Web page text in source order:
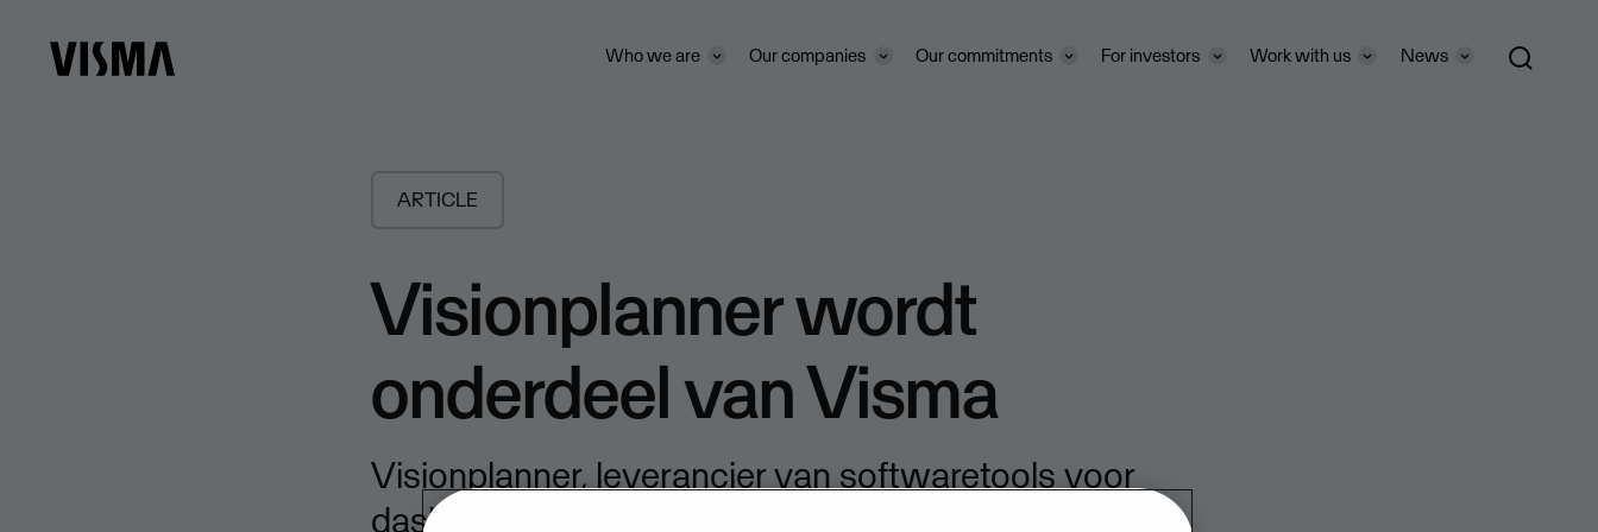
Who we are Our companies Our commitments For investors Work with us News
ARTICLE
Visionplanner wordt
onderdeel van Visma
Visionplanner, leverancier van softwaretools voor
dashboarding, jaarrekeningen, belastingaangiften en